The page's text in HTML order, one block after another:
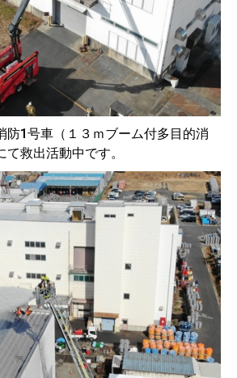
1号車（１３ｍブーム付多目的消
救出活動中です。